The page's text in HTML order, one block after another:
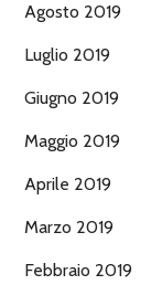
Agosto 2019
Luglio 2019
Giugno 2019
Maggio 2019
Aprile 2019
Marzo 2019
Febbraio 2019